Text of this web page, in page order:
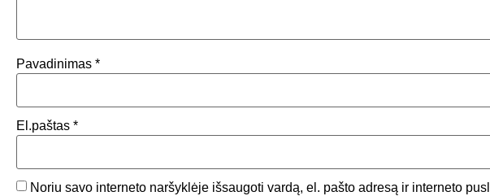
Pavadinimas *
El.paštas *
Noriu savo interneto naršyklėje išsaugoti vardą, el. pašto adresą ir interneto